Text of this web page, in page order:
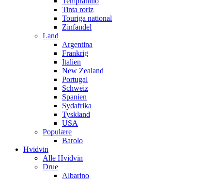
Tinta roriz
Touriga national
Zinfandel
Land
Argentina
Frankrig
Italien
New Zealand
Portugal
Schweiz
Spanien
Sydafrika
Tyskland
USA
Populære
Barolo
Hvidvin
Alle Hvidvin
Drue
Albarino